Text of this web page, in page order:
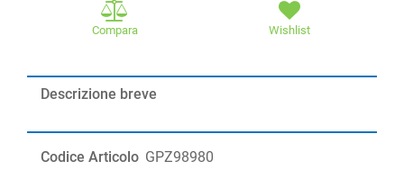
Compara Wishlist
Descrizione breve
Codice Articolo GPZ98980